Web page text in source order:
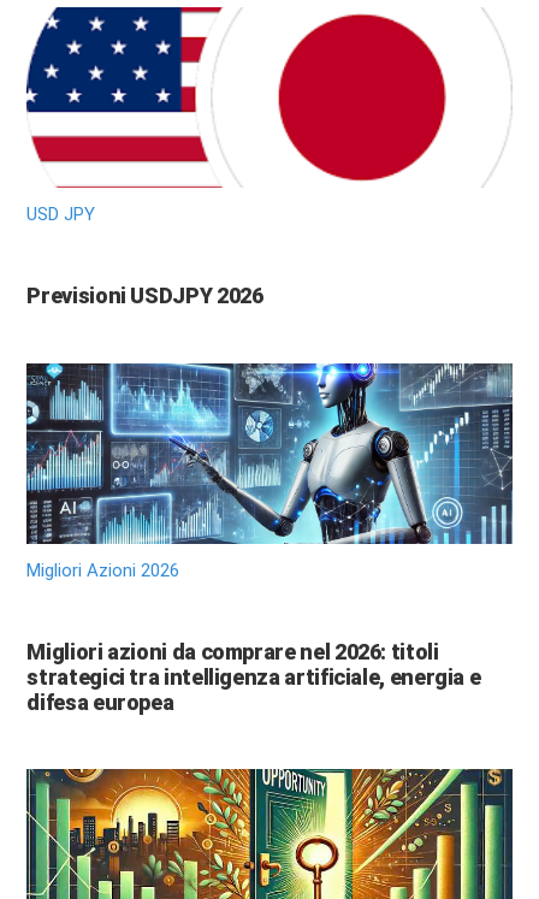
USD JPY
Previsioni USDJPY 2026
Migliori Azioni 2026
Migliori azioni da comprare nel 2026: titoli
strategici tra intelligenza artificiale, energia e
difesa europea